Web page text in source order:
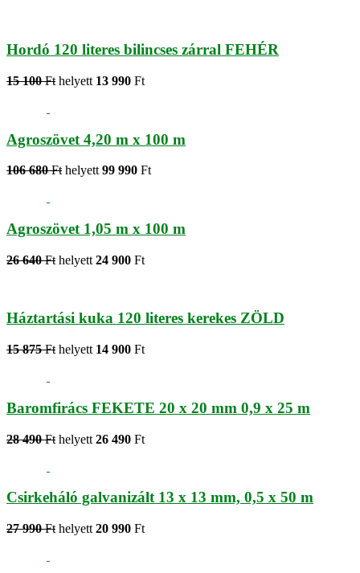
Hordó 120 literes bilincses zárral FEHÉR
15 100 Ft helyett 13 990 Ft
Agroszövet 4,20 m x 100 m
106 680 Ft helyett 99 990 Ft
Agroszövet 1,05 m x 100 m
26 640 Ft helyett 24 900 Ft
Háztartási kuka 120 literes kerekes ZÖLD
15 875 Ft helyett 14 900 Ft
Baromfirács FEKETE 20 x 20 mm 0,9 x 25 m
28 490 Ft helyett 26 490 Ft
Csirkeháló galvanizált 13 x 13 mm, 0,5 x 50 m
27 990 Ft helyett 20 990 Ft